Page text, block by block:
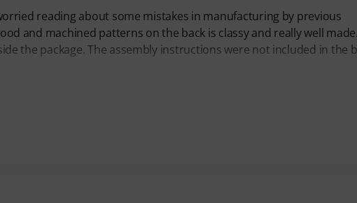
reading about some mistakes in manufacturing by previous
and machined patterns on the back is classy and really well
the package. The assembly instructions were not included in the